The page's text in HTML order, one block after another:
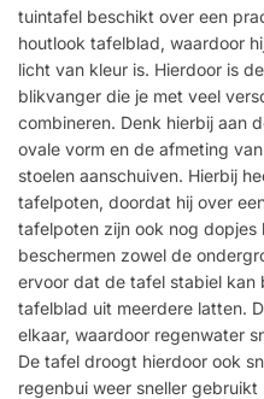
tuintafel beschikt over een
houtlook tafelblad, waardoor
licht van kleur is. Hierdoor is
blikvanger die je met veel
combineren. Denk hierbij aan
ovale vorm en de afmeting
stoelen aanschuiven. Hierbij
tafelpoten, doordat hij over
tafelpoten zijn ook nog
beschermen zowel de
ervoor dat de tafel stabiel kan
tafelblad uit meerdere latten.
elkaar, waardoor regenwater
De tafel droogt hierdoor ook
regenbui weer sneller gebruikt